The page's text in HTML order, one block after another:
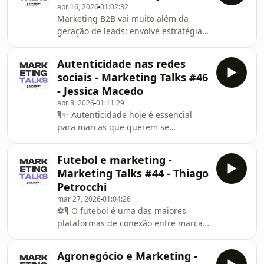
Júlia Matias, da Marcas que Vendem,
sobre a metodologia que conecta
branding, business e marketing, os
desafios de sair do operacional e
como profissionais e empresas podem
assumir uma a
abr 16, 202601:02:32
Marketing B2B vai muito além da
geração de leads: envolve estratégia,
Gabriel Derisio conversa com Simone
Lúcia Justinio, líder de marketing da
Delfia, sobre os desafios do mercado
corporativo, o papel do marketing no
crescimento das empresas e os
bastidores das jornadas digitais.
Autenticidade nas redes
sociais - Marketing Talks #46
- Jessica Macedo
abr 8, 202601:11:29
🎙️✨ Autenticidade hoje é essencial
para marcas que querem se
Macedo para falar sobre como ser
autêntico nas redes sociais sem
perder estratégia. Em um cenário
cheio de conteúdos, a conexão real se
tornou o principal diferencial. Ao
longo da conversa, você vai entender
como alinhar personalidade,
posicionamento e consistência pa
Futebol e marketing -
Marketing Talks #44 - Thiago
Petrocchi
mar 27, 202601:04:26
⚽🎙️ O futebol é uma das maiores
plataformas de conexão entre marcas
conversar sobre a relação entre
Agronegócio e Marketing -